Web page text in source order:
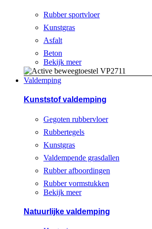
Rubber sportvloer
Kunstgras
Asfalt
Beton
Bekijk meer
Valdemping
Kunststof valdemping
Gegoten rubbervloer
Rubbertegels
Kunstgras
Valdempende grasdallen
Rubber afboordingen
Rubber vormstukken
Bekijk meer
Natuurlijke valdemping